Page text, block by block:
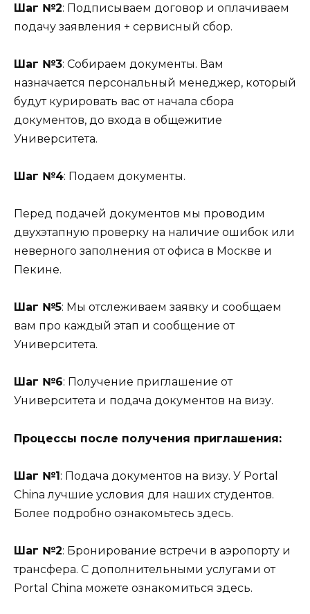
Шаг №2: Подписываем договор и оплачиваем
подачу заявления + сервисный сбор.
Шаг №3: Собираем документы. Вам
назначается персональный менеджер, который
будут курировать вас от начала сбора
документов, до входа в общежитие
Университета.
Шаг №4: Подаем документы.
Перед подачей документов мы проводим
двухэтапную проверку на наличие ошибок или
неверного заполнения от офиса в Москве и
Пекине.
Шаг №5: Мы отслеживаем заявку и сообщаем
вам про каждый этап и сообщение от
Университета.
Шаг №6: Получение приглашение от
Университета и подача документов на визу.
Процессы после получения приглашения:
Шаг №1: Подача документов на визу. У Portal
China лучшие условия для наших студентов.
Более подробно ознакомьтесь здесь.
Шаг №2: Бронирование встречи в аэропорту и
трансфера. С дополнительными услугами от
Portal China можете ознакомиться здесь.